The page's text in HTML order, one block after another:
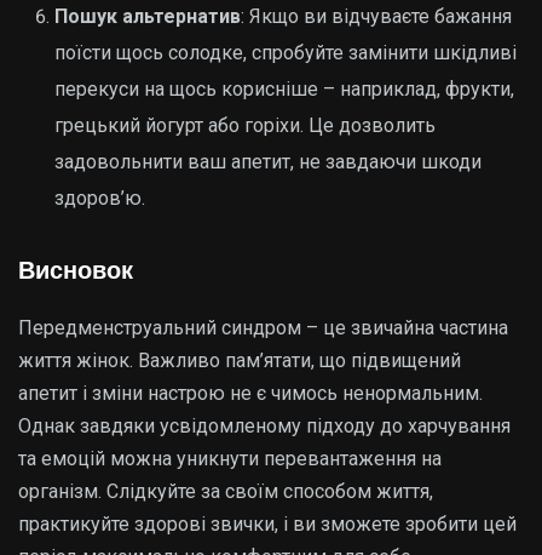
Пошук альтернатив: Якщо ви відчуваєте бажання
поїсти щось солодке, спробуйте замінити шкідливі
перекуси на щось корисніше – наприклад, фрукти,
грецький йогурт або горіхи. Це дозволить
задовольнити ваш апетит, не завдаючи шкоди
здоров’ю.
Висновок
Передменструальний синдром – це звичайна частина
життя жінок. Важливо пам’ятати, що підвищений
апетит і зміни настрою не є чимось ненормальним.
Однак завдяки усвідомленому підходу до харчування
та емоцій можна уникнути перевантаження на
організм. Слідкуйте за своїм способом життя,
практикуйте здорові звички, і ви зможете зробити цей